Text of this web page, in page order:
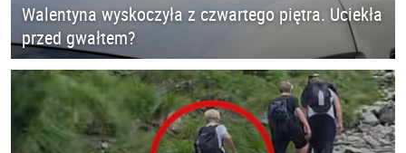
Walentyna wyskoczyła z czwartego piętra. Uciekła
przed gwałtem?